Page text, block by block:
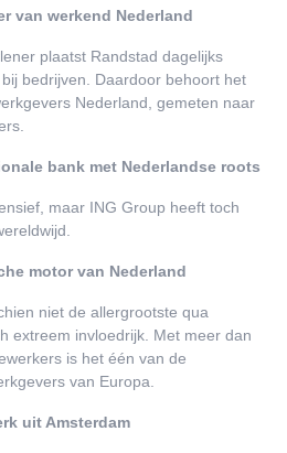
van werkend Nederland
plaatst Randstad dagelijks
bedrijven. Daardoor behoort het
Nederland, gemeten naar
bank met Nederlandse roots
maar ING Group heeft toch
motor van Nederland
niet de allergrootste qua
extreem invloedrijk. Met meer dan
is het één van de
van Europa.
uit Amsterdam